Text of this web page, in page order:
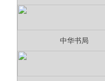
中华书局